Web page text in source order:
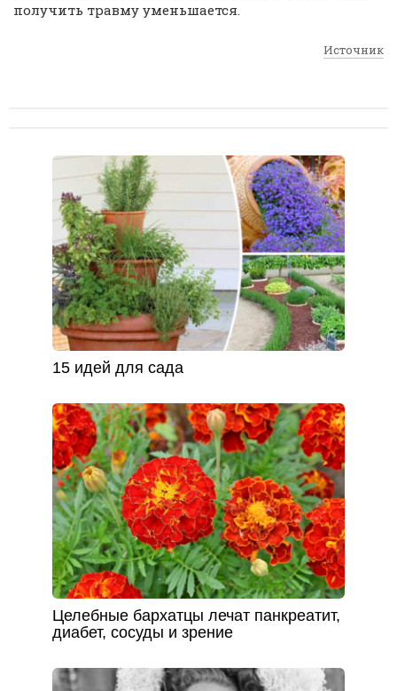
получить травму уменьшается.
Источник
15 идей для сада
Целебные бархатцы лечат панкреатит,
диабет, сосуды и зрение